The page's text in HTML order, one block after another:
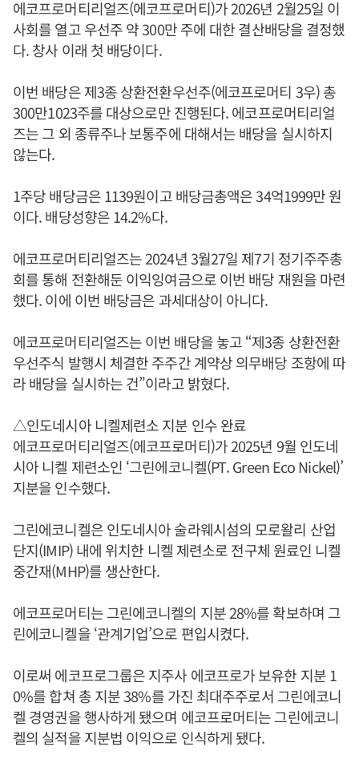
에코프로머티리얼즈(에코프로머티)가 2026년 2월25일 이
사회를 열고 우선주 약 300만 주에 대한 결산배당을 결정했
다. 창사 이래 첫 배당이다.
이번 배당은 제3종 상환전환우선주(에코프로머티 3우) 총
300만1023주를 대상으로만 진행된다. 에코프로머티리얼
즈는 그 외 종류주나 보통주에 대해서는 배당을 실시하지
않는다.
1주당 배당금은 1139원이고 배당금총액은 34억1999만 원
이다. 배당성향은 14.2%다.
에코프로머티리얼즈는 2024년 3월27일 제7기 정기주주총
회를 통해 전환해둔 이익잉여금으로 이번 배당 재원을 마련
했다. 이에 이번 배당금은 과세대상이 아니다.
에코프로머티리얼즈는 이번 배당을 놓고 “제3종 상환전환
우선주식 발행시 체결한 주주간 계약상 의무배당 조항에 따
라 배당을 실시하는 건”이라고 밝혔다.
△인도네시아 니켈제련소 지분 인수 완료
에코프로머티리얼즈(에코프로머티)가 2025년 9월 인도네
시아 니켈 제련소인 ‘그린에코니켈(PT. Green Eco Nickel)’
지분을 인수했다.
그린에코니켈은 인도네시아 술라웨시섬의 모로왈리 산업
단지(IMIP) 내에 위치한 니켈 제련소로 전구체 원료인 니켈
중간재(MHP)를 생산한다.
에코프로머티는 그린에코니켈의 지분 28%를 확보하며 그
린에코니켈을 ‘관계기업’으로 편입시켰다.
이로써 에코프로그룹은 지주사 에코프로가 보유한 지분 1
0%를 합쳐 총 지분 38%를 가진 최대주주로서 그린에코니
켈 경영권을 행사하게 됐으며 에코프로머티는 그린에코니
켈의 실적을 지분법 이익으로 인식하게 됐다.